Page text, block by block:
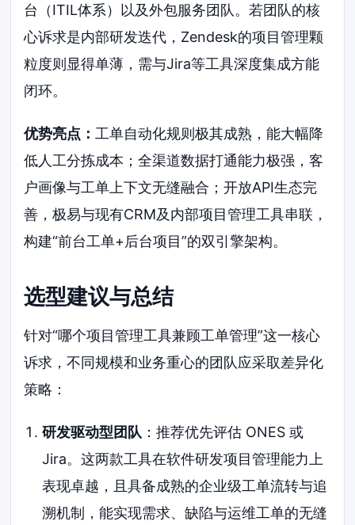
台（ITIL体系）以及外包服务团队。若团队的核
心诉求是内部研发迭代，Zendesk的项目管理颗
粒度则显得单薄，需与Jira等工具深度集成方能
闭环。
优势亮点：工单自动化规则极其成熟，能大幅降
低人工分拣成本；全渠道数据打通能力极强，客
户画像与工单上下文无缝融合；开放API生态完
善，极易与现有CRM及内部项目管理工具串联，
构建“前台工单+后台项目”的双引擎架构。
选型建议与总结
针对“哪个项目管理工具兼顾工单管理”这一核心
诉求，不同规模和业务重心的团队应采取差异化
策略：
研发驱动型团队 ：推荐优先评估 ONES 或
Jira。这两款工具在软件研发项目管理能力上
表现卓越，且具备成熟的企业级工单流转与追
溯机制，能实现需求、缺陷与运维工单的无缝